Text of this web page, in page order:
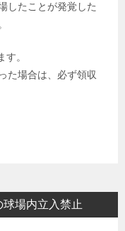
したことが発覚した
。
た場合は、必ず領収
場内立入禁止